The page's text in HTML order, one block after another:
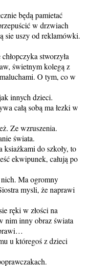
będą pamietać
w drzwiach
sie uszy od reklamówki.
stworzyła
świetnym kolegą z
O tym, co w
innych dzieci.
całą sobą ma łezki w
Ze wzruszenia.
świata.
ksiażkami do szkoły, to
ekwipunek, całują po
Ma ogromny
mysli, że naprawi
ręki w złości na
nim inny obraz świata
u któregoś z dzieci